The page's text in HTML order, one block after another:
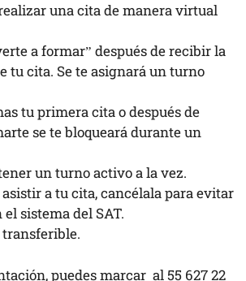
una cita de manera virtual
a formar” después de recibir la
tu cita. Se te asignará un turno
tu primera cita o después de
se te bloqueará durante un
un turno activo a la vez.
asistir a tu cita, cancélala para evitar
el sistema del SAT.
puedes marcar al 55 627 22